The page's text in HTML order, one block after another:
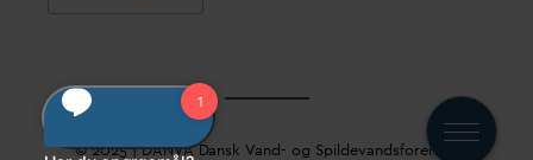
© 2025 |DANVADanskVand- og Spildevandsforening